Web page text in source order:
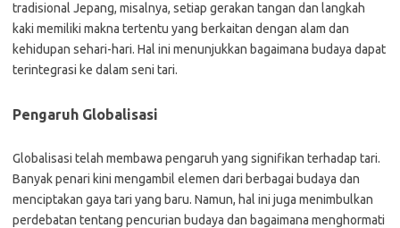
tradisional Jepang, misalnya, setiap gerakan tangan dan langkah
kaki memiliki makna tertentu yang berkaitan dengan alam dan
kehidupan sehari-hari. Hal ini menunjukkan bagaimana budaya dapat
terintegrasi ke dalam seni tari.
Pengaruh Globalisasi
Globalisasi telah membawa pengaruh yang signifikan terhadap tari.
Banyak penari kini mengambil elemen dari berbagai budaya dan
menciptakan gaya tari yang baru. Namun, hal ini juga menimbulkan
perdebatan tentang pencurian budaya dan bagaimana menghormati